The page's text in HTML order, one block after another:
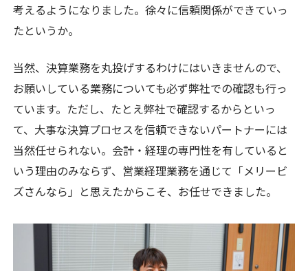
考えるようになりました。徐々に信頼関係ができていっ
たというか。
当然、決算業務を丸投げするわけにはいきませんので、
お願いしている業務についても必ず弊社での確認も行っ
ています。ただし、たとえ弊社で確認するからといっ
て、大事な決算プロセスを信頼できないパートナーには
当然任せられない。会計・経理の専門性を有していると
いう理由のみならず、営業経理業務を通じて「メリービ
ズさんなら」と思えたからこそ、お任せできました。